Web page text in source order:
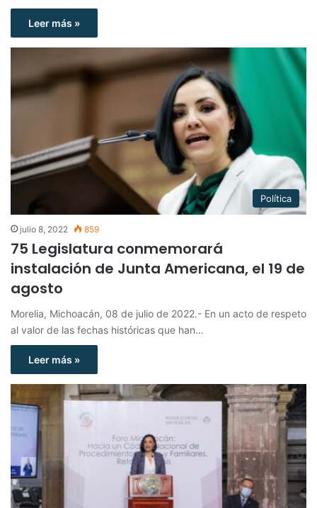
Leer más »
Política
julio 8, 2022 859
75 Legislatura conmemorará
instalación de Junta Americana, el 19 de
agosto
Morelia, Michoacán, 08 de julio de 2022.- En un acto de respeto
al valor de las fechas históricas que han…
Leer más »